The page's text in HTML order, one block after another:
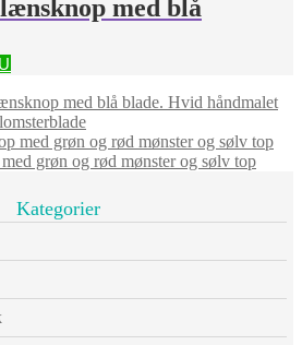
med blå
Hvid håndmalet
grøn og rød mønster og sølv top
Kategorier